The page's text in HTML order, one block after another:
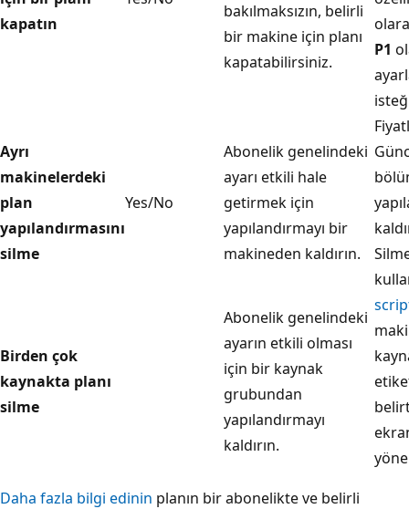
kapatın
bakılmaksızın, belirli
bir makine için planı
kapatabilirsiniz.
P1
Ayrı
makinelerdeki
plan
yapılandırmasını
silme
Yes/No
Abonelik genelindeki
ayarı etkili hale
getirmek için
yapılandırmayı bir
makineden kaldırın.
Birden çok
kaynakta planı
silme
Abonelik genelindeki
ayarın etkili olması
için bir kaynak
grubundan
yapılandırmayı
kaldırın.
Daha fazla bilgi edinin planın bir abonelikte ve belirli